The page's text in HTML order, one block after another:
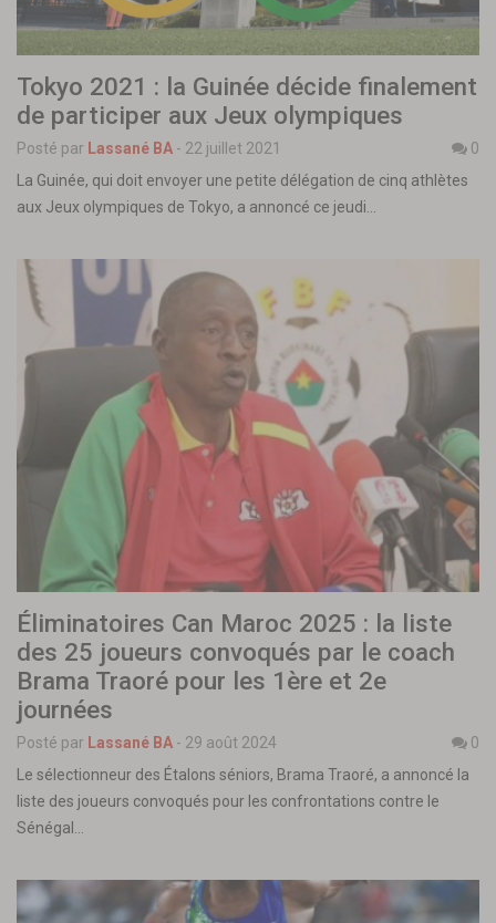
Tokyo 2021 : la Guinée décide finalement
de participer aux Jeux olympiques
Posté par Lassané BA - 22 juillet 2021
0
La Guinée, qui doit envoyer une petite délégation de cinq athlètes
aux Jeux olympiques de Tokyo, a annoncé ce jeudi…
Éliminatoires Can Maroc 2025 : la liste
des 25 joueurs convoqués par le coach
Brama Traoré pour les 1ère et 2e
journées
Posté par Lassané BA - 29 août 2024
0
Le sélectionneur des Étalons séniors, Brama Traoré, a annoncé la
liste des joueurs convoqués pour les confrontations contre le
Sénégal…